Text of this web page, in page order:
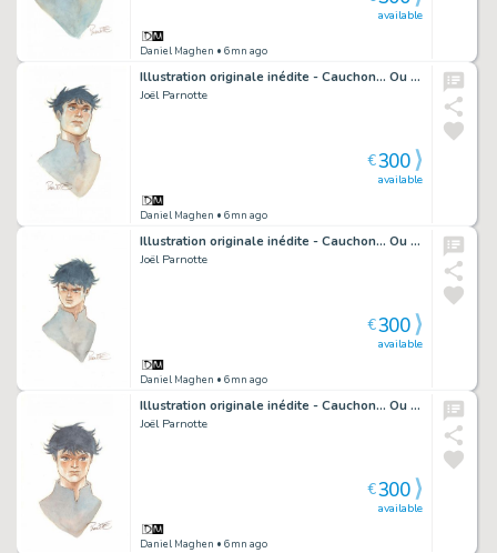
Daniel Maghen • 6mn ago
available
Illustration originale inédite - Cauchon... Ou l'homme qui tua Jeanne d'Arc
Joël Parnotte
Daniel Maghen • 6mn ago
available
€300
Illustration originale inédite - Cauchon... Ou l'homme qui tua Jeanne d'Arc
Joël Parnotte
Daniel Maghen • 6mn ago
available
€300
Illustration originale inédite - Cauchon... Ou l'homme qui tua Jeanne d'Arc
Joël Parnotte
Daniel Maghen • 6mn ago
available
€300